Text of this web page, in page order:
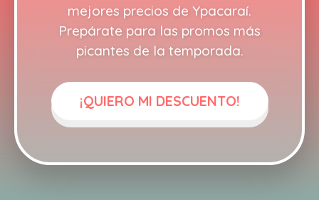
mejores precios de Ypacaraí.
Prepárate para las promos más
picantes de la temporada.
¡QUIERO MI DESCUENTO!